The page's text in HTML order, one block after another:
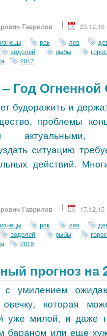
Гаврилов
23.12.16
рак лев
водолей рыбы
2017
– Год
будоражить и
проблемы
актуальными,
ситуацию
действий.
Гаврилов
17.12.15
рак лев
водолей рыбы
2016
прогноз на
умилением
которая
уже милой, и даже
бараном или еще